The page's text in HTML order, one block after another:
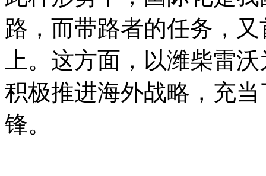
路，而带路者的任务，
上。这方面，以潍柴雷
积极推进海外战略，充
锋。